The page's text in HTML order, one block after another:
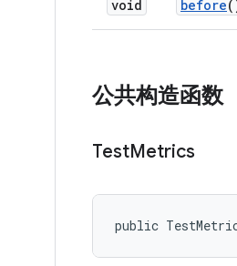
void before
公共构造函数
TestMetrics
public